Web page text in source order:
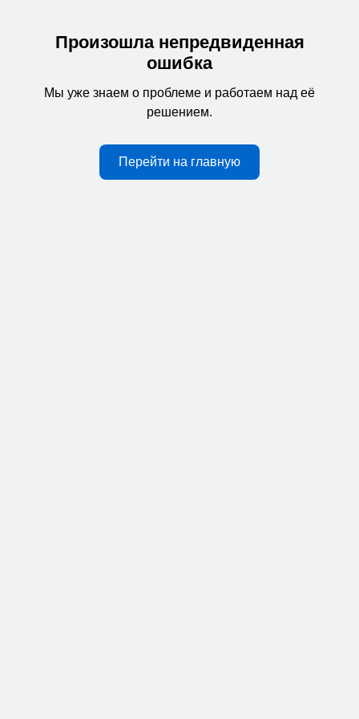
Произошла непредвиденная
ошибка
Мы уже знаем о проблеме и работаем над её
решением.
Перейти на главную